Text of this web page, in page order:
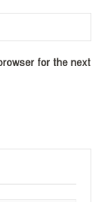
for the next